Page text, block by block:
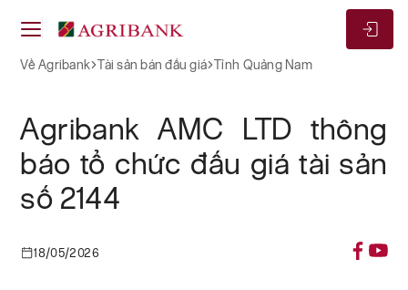
Về Agribank Tài sản bán đấu giá Tỉnh Quảng Nam
Agribank AMC LTD thông
báo tổ chức đấu giá tài sản
số 2144
18/05/2026